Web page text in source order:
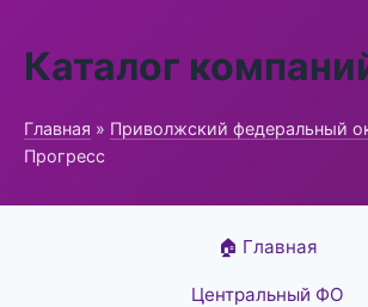
Каталог
Главная » Приволжский федеральный
Прогресс
🏠 Главная
Центральный ФО